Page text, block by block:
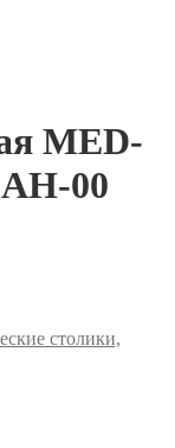
MED-
00
столики,